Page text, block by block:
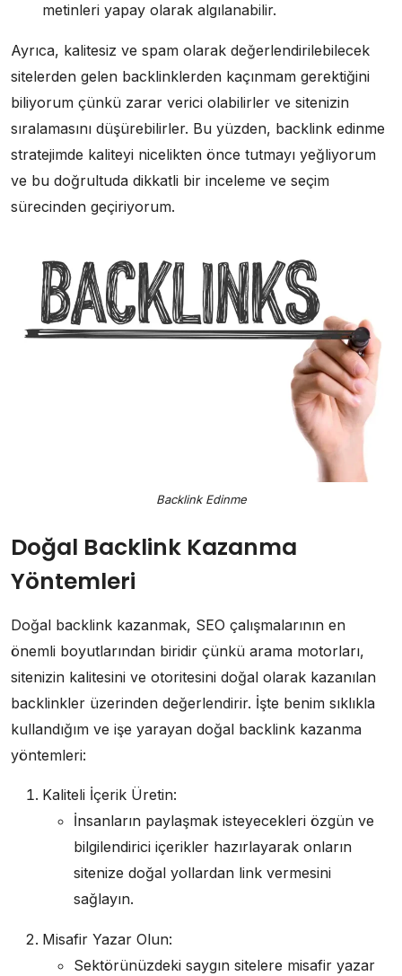
metinleri yapay olarak algılanabilir.
Ayrıca, kalitesiz ve spam olarak değerlendirilebilecek
sitelerden gelen backlinklerden kaçınmam gerektiğini
biliyorum çünkü zarar verici olabilirler ve sitenizin
sıralamasını düşürebilirler. Bu yüzden, backlink edinme
stratejimde kaliteyi nicelikten önce tutmayı yeğliyorum
ve bu doğrultuda dikkatli bir inceleme ve seçim
sürecinden geçiriyorum.
Backlink Edinme
Doğal Backlink Kazanma
Yöntemleri
Doğal backlink kazanmak, SEO çalışmalarının en
önemli boyutlarından biridir çünkü arama motorları,
sitenizin kalitesini ve otoritesini doğal olarak kazanılan
backlinkler üzerinden değerlendirir. İşte benim sıklıkla
kullandığım ve işe yarayan doğal backlink kazanma
yöntemleri:
Kaliteli İçerik Üretin:
İnsanların paylaşmak isteyecekleri özgün ve
bilgilendirici içerikler hazırlayarak onların
sitenize doğal yollardan link vermesini
sağlayın.
Misafir Yazar Olun:
Sektörünüzdeki saygın sitelere misafir yazar